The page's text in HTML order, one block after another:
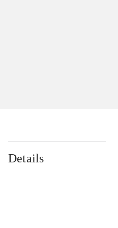
Details